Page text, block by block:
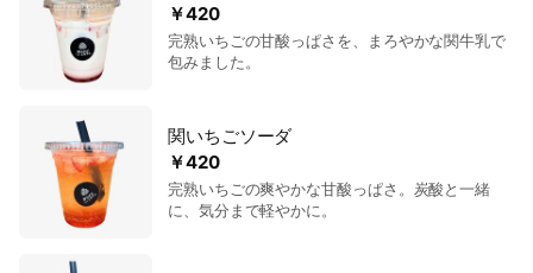
￥420
完熟いちごの甘酸っぱさを、まろやかな関牛乳で
包みました。
￥420
関いちごソーダ
完熟いちごの爽やかな甘酸っぱさ。炭酸と一緒
に、気分まで軽やかに。